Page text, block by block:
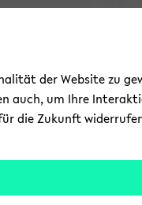
der Website zu
auch, um Ihre
die Zukunft